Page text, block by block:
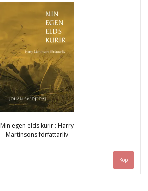
Min egen elds kurir : Harry
Martinsons författarliv